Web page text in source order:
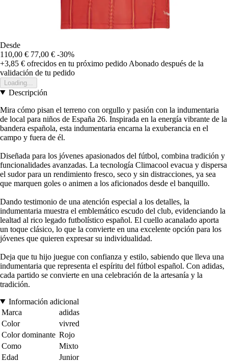
Desde
110,00 € 77,00 € -30%
+3,85 € ofrecidos en tu próximo pedido Abonado después de la
validación de tu pedido
Loading...
Descripción
Mira cómo pisan el terreno con orgullo y pasión con la indumentaria
de local para niños de España 26. Inspirada en la energía vibrante de la
bandera española, esta indumentaria encarna la exuberancia en el
campo y fuera de él.
Diseñada para los jóvenes apasionados del fútbol, combina tradición y
funcionalidades avanzadas. La tecnología Climacool evacua y dispersa
el sudor para un rendimiento fresco, seco y sin distracciones, ya sea
que marquen goles o animen a los aficionados desde el banquillo.
Dando testimonio de una atención especial a los detalles, la
indumentaria muestra el emblemático escudo del club, evidenciando la
lealtad al rico legado futbolístico español. El cuello acanalado aporta
un toque clásico, lo que la convierte en una excelente opción para los
jóvenes que quieren expresar su individualidad.
Deja que tu hijo juegue con confianza y estilo, sabiendo que lleva una
indumentaria que representa el espíritu del fútbol español. Con adidas,
cada partido se convierte en una celebración de la artesanía y la
tradición.
Información adicional
Marca
adidas
Color
vivred
Color dominante Rojo
Como
Mixto
Edad
Junior